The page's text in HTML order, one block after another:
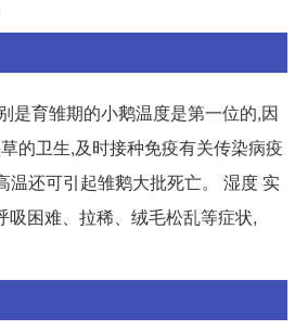
是育雏期的小鹅温度是第一位的,因
的卫生,及时接种免疫有关传染病疫
温还可引起雏鹅大批死亡。 湿度 实
困难、拉稀、绒毛松乱等症状,